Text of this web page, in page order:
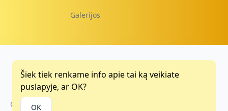
Šiek tiek renkame info apie tai ką veikiate
puslapyje, ar OK?
OK
Galerijos
FacebookInstagramYoutube
Copyright © 2015 - 2026